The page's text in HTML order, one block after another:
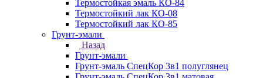
Термостойкая эмаль КО-84
Термостойкий лак КО-08
Термостойкий лак КО-85
Грунт-эмали
Назад
Грунт-эмали
Грунт-эмаль СпецКор 3в1 полуглянец